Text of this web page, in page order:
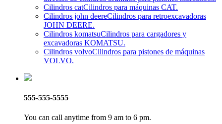
Cilindros catCilindros para máquinas CAT.
Cilindros john deereCilindros para retroexcavadoras
JOHN DEERE.
Cilindros komatsuCilindros para cargadores y
excavadoras KOMATSU.
Cilindros volvoCilindros para pistones de máquinas
VOLVO.
555-555-5555
You can call anytime from 9 am to 6 pm.